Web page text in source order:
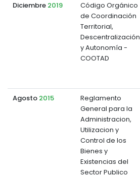
Diciembre 2019
Código Orgánico
de Coordinación
Territorial,
Descentralización
y Autonomía -
COOTAD
Agosto 2015
Reglamento
General para la
Administracion,
Utilizacion y
Control de los
Bienes y
Existencias del
Sector Publico